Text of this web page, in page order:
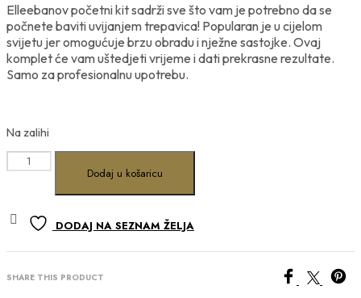
Elleebanov početni kit sadrži sve što vam je potrebno da se
počnete baviti uvijanjem trepavica! Popularan je u cijelom
svijetu jer omogućuje brzu obradu i nježne sastojke. Ovaj
komplet će vam uštedjeti vrijeme i dati prekrasne rezultate.
Samo za profesionalnu upotrebu.
Na zalihi
Elleebana
Starter
15
-
Dodaj u košaricu
DODAJ NA SEZNAM ŽELJA
SHARE THIS PRODUCT